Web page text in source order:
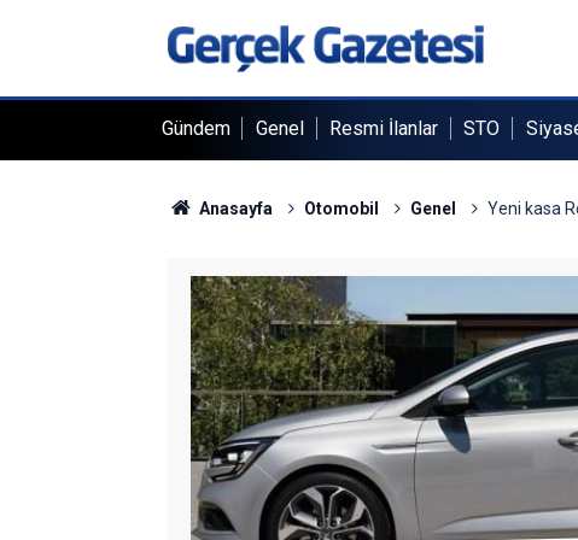
Gündem Genel Resmi İlanlar STO
Anasayfa Otomobil Genel Yeni kasa